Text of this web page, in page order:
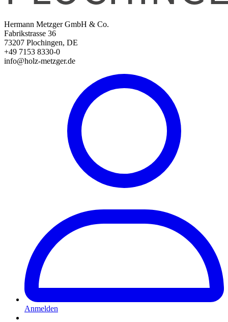
Hermann Metzger GmbH & Co.
Fabrikstrasse 36
73207 Plochingen, DE
+49 7153 8330-0
info@holz-metzger.de
Anmelden